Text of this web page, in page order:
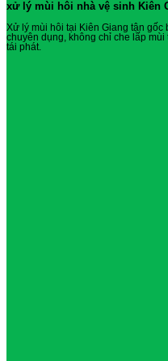
xử lý mùi hôi nhà vệ sinh Kiên
Xử lý mùi hôi tại Kiên Giang tận
chuyên dụng, không chỉ che lấp
tái phát.